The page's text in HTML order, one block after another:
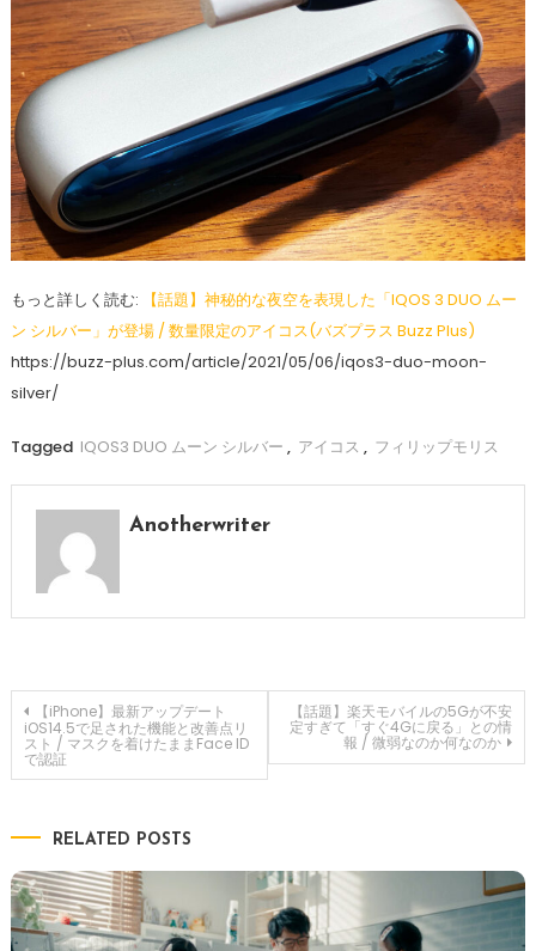
もっと詳しく読む:
【話題】神秘的な夜空を表現した「IQOS 3 DUO ムー
ン シルバー」が登場 / 数量限定のアイコス(バズプラス Buzz Plus)
https://buzz-plus.com/article/2021/05/06/iqos3-duo-moon-
silver/
Tagged IQOS3 DUO ムーン シルバー , アイコス , フィリップモリス
Anotherwriter
投
稿
ビ
ゲ
【iPhone】最新アップデート
iOS14.5で足された機能と改善点リ
スト / マスクを着けたままFace ID
で認証
【話題】楽天モバイルの5Gが不安
定すぎて「すぐ4Gに戻る」との情
報 / 微弱なのか何なのか
RELATED POSTS